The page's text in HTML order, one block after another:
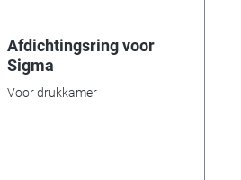
Afdichtingsring voor
Sigma
Voor drukkamer